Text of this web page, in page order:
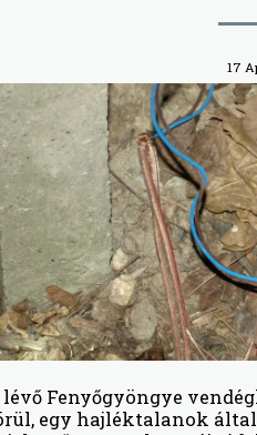
17
Fenyőgyöngye
egy hajléktalanok